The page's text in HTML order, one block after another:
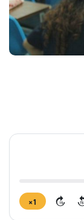
15
15
1×